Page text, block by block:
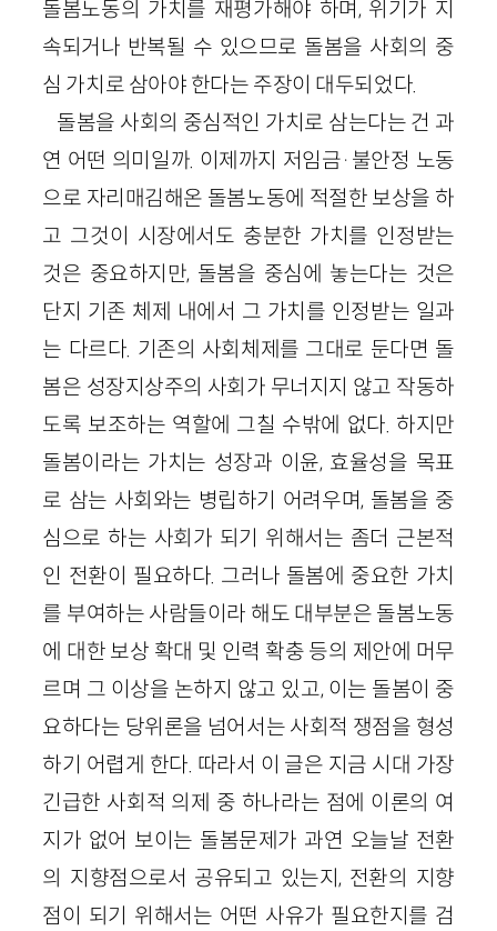
돌봄노동의 가치를 재평가해야 하며, 위기가 지
속되거나 반복될 수 있으므로 돌봄을 사회의 중
심 가치로 삼아야 한다는 주장이 대두되었다.
돌봄을 사회의 중심적인 가치로 삼는다는 건 과
연 어떤 의미일까. 이제까지 저임금·불안정 노동
으로 자리매김해온 돌봄노동에 적절한 보상을 하
고 그것이 시장에서도 충분한 가치를 인정받는
것은 중요하지만, 돌봄을 중심에 놓는다는 것은
단지 기존 체제 내에서 그 가치를 인정받는 일과
는 다르다. 기존의 사회체제를 그대로 둔다면 돌
봄은 성장지상주의 사회가 무너지지 않고 작동하
도록 보조하는 역할에 그칠 수밖에 없다. 하지만
돌봄이라는 가치는 성장과 이윤, 효율성을 목표
로 삼는 사회와는 병립하기 어려우며, 돌봄을 중
심으로 하는 사회가 되기 위해서는 좀더 근본적
인 전환이 필요하다. 그러나 돌봄에 중요한 가치
를 부여하는 사람들이라 해도 대부분은 돌봄노동
에 대한 보상 확대 및 인력 확충 등의 제안에 머무
르며 그 이상을 논하지 않고 있고, 이는 돌봄이 중
요하다는 당위론을 넘어서는 사회적 쟁점을 형성
하기 어렵게 한다. 따라서 이 글은 지금 시대 가장
긴급한 사회적 의제 중 하나라는 점에 이론의 여
지가 없어 보이는 돌봄문제가 과연 오늘날 전환
의 지향점으로서 공유되고 있는지, 전환의 지향
점이 되기 위해서는 어떤 사유가 필요한지를 검